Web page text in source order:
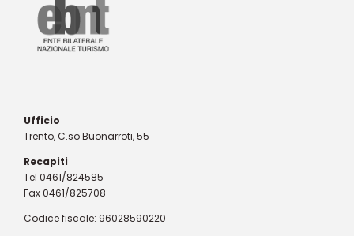
Ufficio
Trento, C.so Buonarroti, 55
Recapiti
Tel 0461/824585
Fax 0461/825708
Codice fiscale: 96028590220